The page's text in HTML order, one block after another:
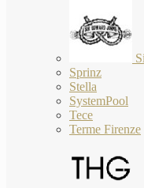
Sprinz
Stella
SystemPool
Tece
Terme Firenze